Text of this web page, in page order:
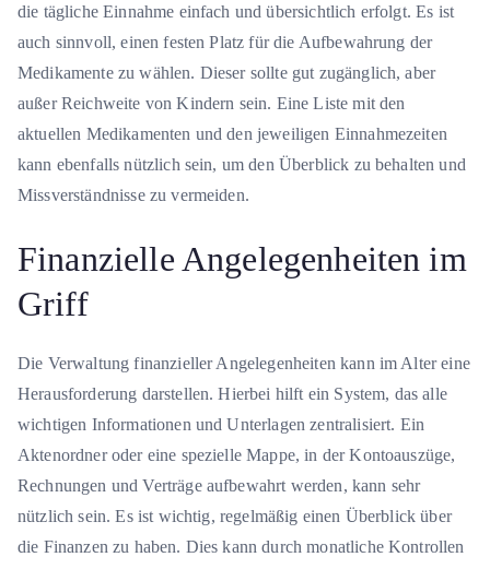
die tägliche Einnahme einfach und übersichtlich erfolgt. Es ist
auch sinnvoll, einen festen Platz für die Aufbewahrung der
Medikamente zu wählen. Dieser sollte gut zugänglich, aber
außer Reichweite von Kindern sein. Eine Liste mit den
aktuellen Medikamenten und den jeweiligen Einnahmezeiten
kann ebenfalls nützlich sein, um den Überblick zu behalten und
Missverständnisse zu vermeiden.
Finanzielle Angelegenheiten im
Griff
Die Verwaltung finanzieller Angelegenheiten kann im Alter eine
Herausforderung darstellen. Hierbei hilft ein System, das alle
wichtigen Informationen und Unterlagen zentralisiert. Ein
Aktenordner oder eine spezielle Mappe, in der Kontoauszüge,
Rechnungen und Verträge aufbewahrt werden, kann sehr
nützlich sein. Es ist wichtig, regelmäßig einen Überblick über
die Finanzen zu haben. Dies kann durch monatliche Kontrollen